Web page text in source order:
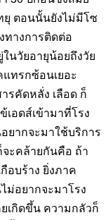
ยุ ตอนนั้นยังไม่มีโซ
ทางการติดต่อ
นวัยอายุน้อยถึงวัย
ทรกซ้อนเยอะ
รคัดหลั่ง เลือด ก็
อดส์เข้ามาที่โรง
ยากจะมาใช้บริการ
จะคล้ายกันคือ ถ้า
อบร้าง ยิ่งภาค
ม่อยากจะมาโรง
เกิดขึ้น ความกลัวก็